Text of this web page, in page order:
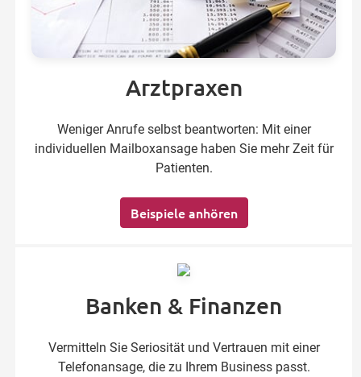
Arztpraxen
Weniger Anrufe selbst beantworten: Mit einer
individuellen Mailboxansage haben Sie mehr Zeit für
Patienten.
Beispiele anhören
Banken & Finanzen
Vermitteln Sie Seriosität und Vertrauen mit einer
Telefonansage, die zu Ihrem Business passt.